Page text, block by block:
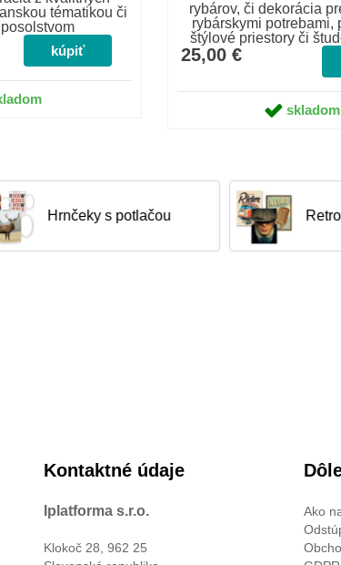
tématikou či
rybárov, či dekorácia
rybárskymi potrebami,
štýlové priestory či
25,00 €
skladom
s potlačou Retro wintage
Kontaktné údaje
Iplatforma s.r.o.
Klokoč 28, 962 25
Ako